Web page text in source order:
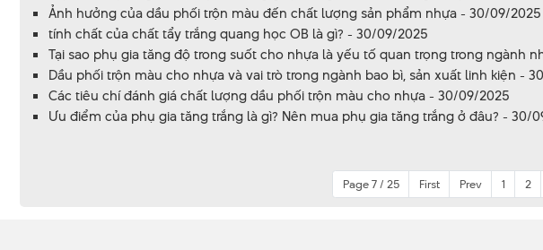
Ảnh hưởng của dầu phối trộn màu đến chất lượng sản phẩm nhựa - 30/09/2025
tính chất của chất tẩy trắng quang học OB là gì? - 30/09/2025
Tại sao phụ gia tăng độ trong suốt cho nhựa là yếu tố quan trọng trong ngành
Dầu phối trộn màu cho nhựa và vai trò trong ngành bao bì, sản xuất linh kiện -
Các tiêu chí đánh giá chất lượng dầu phối trộn màu cho nhựa - 30/09/2025
Ưu điểm của phụ gia tăng trắng là gì? Nên mua phụ gia tăng trắng ở đâu? - 30/
Page 7 / 25 First Prev 1 2